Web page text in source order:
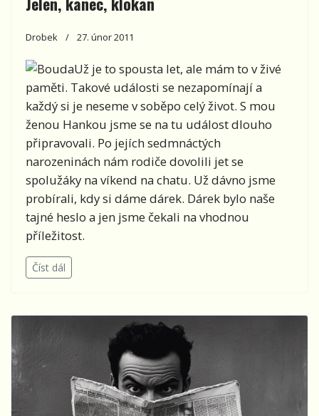
Drobek 27. únor 2011
Už je to spousta let, ale mám to v živé
paměti. Takové události se nezapomínají a
každý si je neseme v soběpo celý život. S mou
ženou Hankou jsme se na tu událost dlouho
připravovali. Po jejích sedmnáctých
narozeninách nám rodiče dovolili jet se
spolužáky na víkend na chatu. Už dávno jsme
probírali, kdy si dáme dárek. Dárek bylo naše
tajné heslo a jen jsme čekali na vhodnou
příležitost.
Číst dál